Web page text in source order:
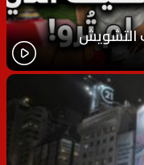
التشويش